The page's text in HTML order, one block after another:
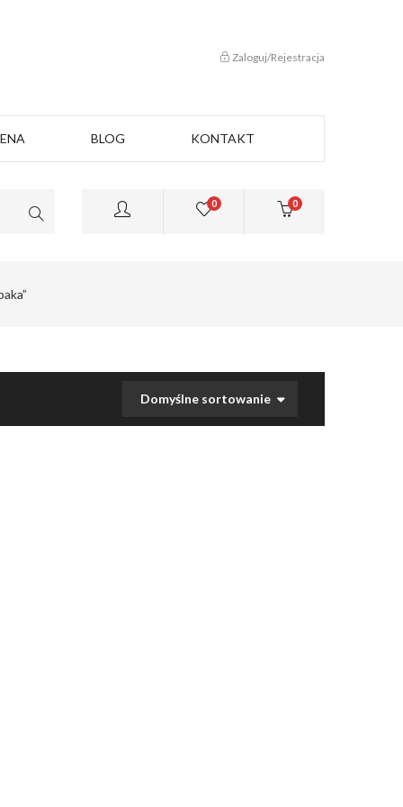
Zaloguj/Rejestracja
BLOG KONTAKT
0
0
Domyślne sortowanie